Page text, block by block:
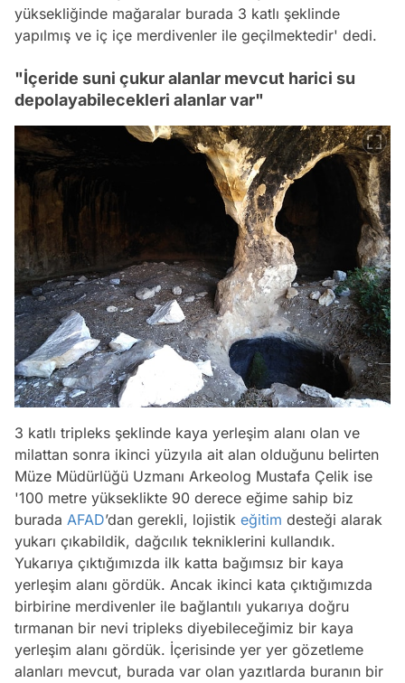
yüksekliğinde mağaralar burada 3 katlı şeklinde
yapılmış ve iç içe merdivenler ile geçilmektedir' dedi.
"İçeride suni çukur alanlar mevcut harici su
depolayabilecekleri alanlar var"
3 katlı tripleks şeklinde kaya yerleşim alanı olan ve
milattan sonra ikinci yüzyıla ait alan olduğunu belirten
Müze Müdürlüğü Uzmanı Arkeolog Mustafa Çelik ise
'100 metre yükseklikte 90 derece eğime sahip biz
burada AFAD’dan gerekli, lojistik eğitim desteği alarak
yukarı çıkabildik, dağcılık tekniklerini kullandık.
Yukarıya çıktığımızda ilk katta bağımsız bir kaya
yerleşim alanı gördük. Ancak ikinci kata çıktığımızda
birbirine merdivenler ile bağlantılı yukarıya doğru
tırmanan bir nevi tripleks diyebileceğimiz bir kaya
yerleşim alanı gördük. İçerisinde yer yer gözetleme
alanları mevcut, burada var olan yazıtlarda buranın bir